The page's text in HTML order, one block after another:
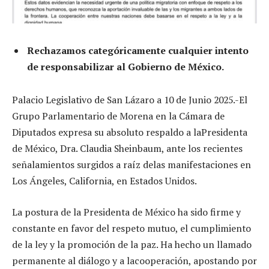
Rechazamos categóricamente cualquier intento
de responsabilizar al Gobierno de México.
Palacio Legislativo de San Lázaro a 10 de Junio 2025.-El
Grupo Parlamentario de Morena en la Cámara de
Diputados expresa su absoluto respaldo a laPresidenta
de México, Dra. Claudia Sheinbaum, ante los recientes
señalamientos surgidos a raíz delas manifestaciones en
Los Ángeles, California, en Estados Unidos.
La postura de la Presidenta de México ha sido firme y
constante en favor del respeto mutuo, el cumplimiento
de la ley y la promoción de la paz. Ha hecho un llamado
permanente al diálogo y a lacooperación, apostando por